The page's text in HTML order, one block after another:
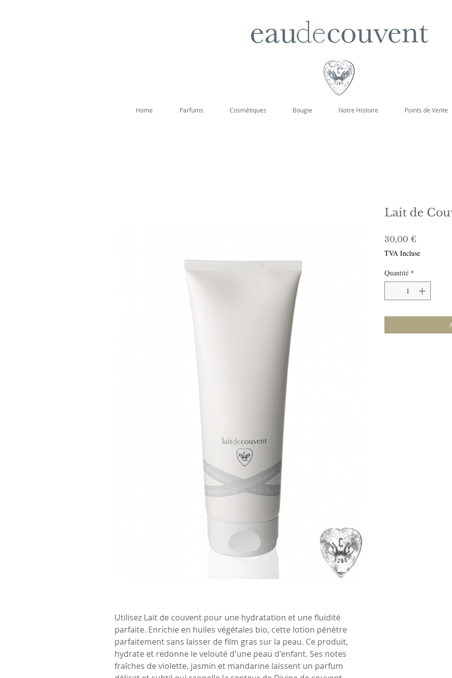
Home Parfums Cosmétiques Bougie Notre Histoire Points de Vente
Utilisez Lait de couvent pour une hydratation et une fluidité
parfaite. Enrichie en huiles végétales bio, cette lotion pénètre
parfaitement sans laisser de film gras sur la peau. Ce produit,
hydrate et redonne le velouté d'une peau d'enfant. Ses notes
fraîches de violette, jasmin et mandarine laissent un parfum
Lait de
30,00 €Prix
TVA Incluse
Quantité *